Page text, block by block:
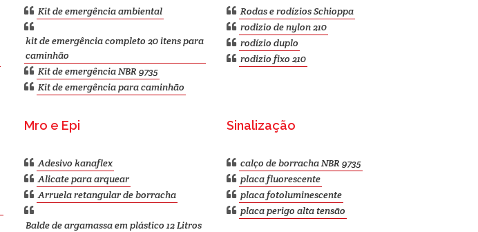
Kit de emergência ambiental
kit de emergência completo 20 itens para
caminhão
Kit de emergência NBR 9735
Kit de emergência para caminhão
Rodas e rodízios Schioppa
rodizio de nylon 210
rodízio duplo
rodizio fixo 210
Mro e Epi
Adesivo kanaflex
Alicate para arquear
Arruela retangular de borracha
Balde de argamassa em plástico 12 Litros
Sinalização
calço de borracha NBR 9735
placa fluorescente
placa fotoluminescente
placa perigo alta tensão